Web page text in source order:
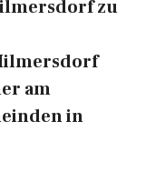
zu
am
in